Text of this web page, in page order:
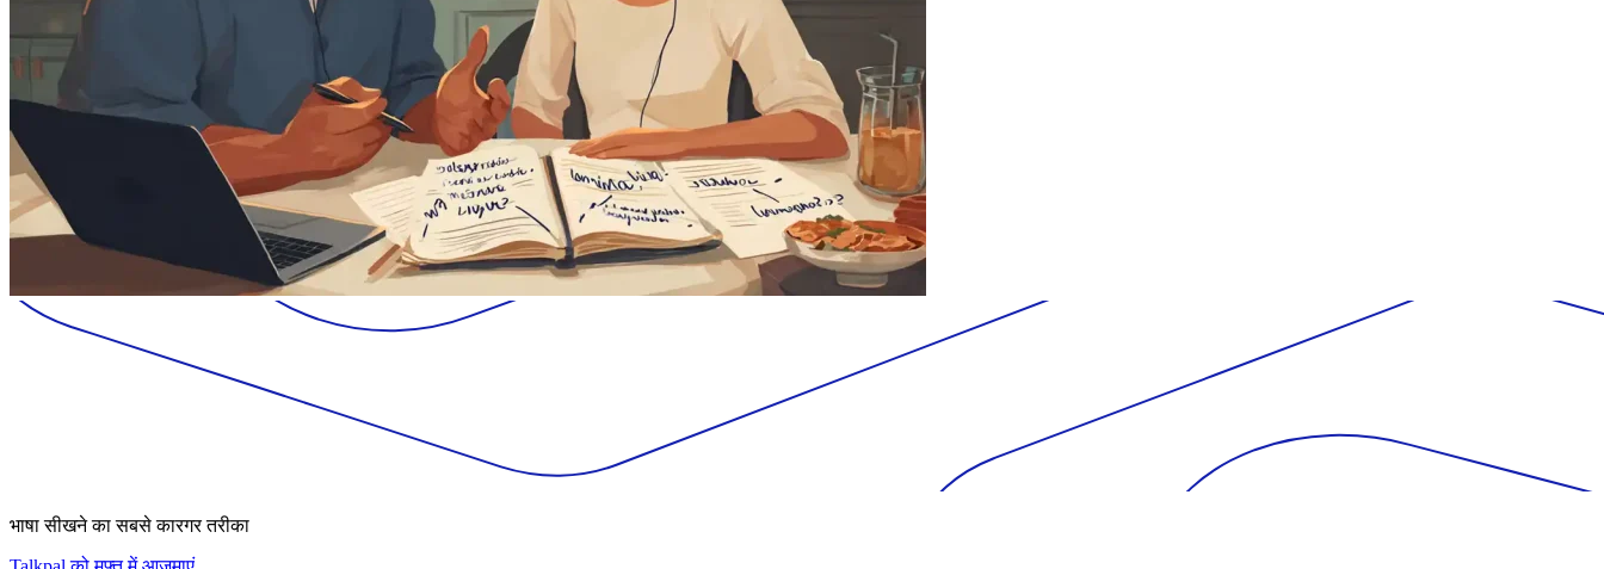
भाषा सीखने का सबसे कारगर तरीका